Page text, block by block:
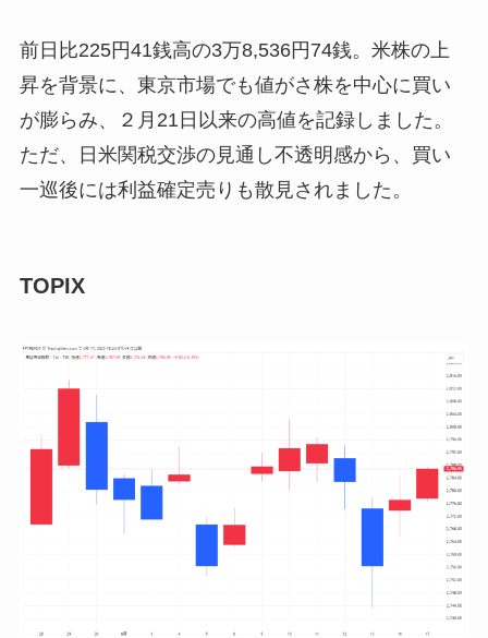
前日比225円41銭高の3万8,536円74銭。米株の上
昇を背景に、東京市場でも値がさ株を中心に買い
が膨らみ、２月21日以来の高値を記録しました。
ただ、日米関税交渉の見通し不透明感から、買い
一巡後には利益確定売りも散見されました。
TOPIX